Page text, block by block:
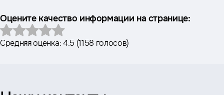
Оцените качество информации на странице:
Средняя оценка:4.5 (1158 голосов)